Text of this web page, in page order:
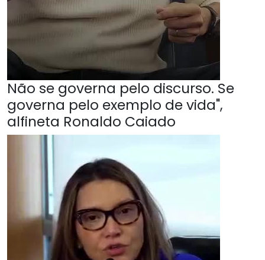
Não se governa pelo discurso. Se
governa pelo exemplo de vida",
alfineta Ronaldo Caiado